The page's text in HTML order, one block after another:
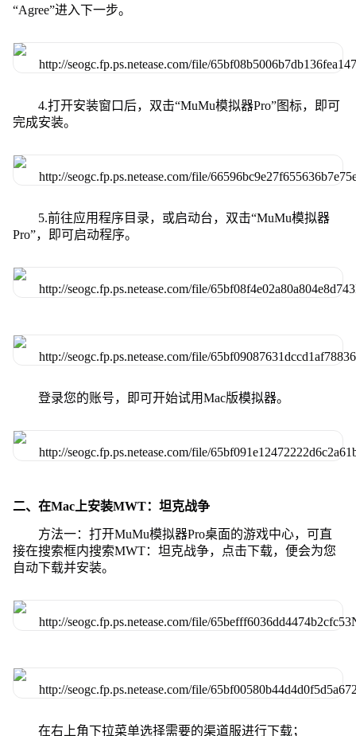
“Agree”进入下一步。
4.打开安装窗口后，双击“MuMu模拟器Pro”图标，即可
完成安装。
5.前往应用程序目录，或启动台，双击“MuMu模拟器
Pro”，即可启动程序。
登录您的账号，即可开始试用Mac版模拟器。
二、在Mac上安装MWT：坦克战争
方法一：打开MuMu模拟器Pro桌面的游戏中心，可直
接在搜索框内搜索MWT：坦克战争，点击下载，便会为您
自动下载并安装。
在右上角下拉菜单选择需要的渠道服进行下载；